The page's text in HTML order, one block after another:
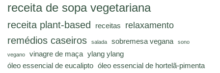
receita de sopa vegetariana
receita plant-based receitas relaxamento
remédios caseiros salada sobremesa vegana sono
vegano vinagre de maça ylang ylang
óleo essencial de eucalipto óleo essencial de hortelã-pimenta